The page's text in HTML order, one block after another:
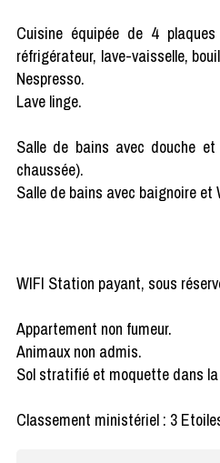
Cuisine équipée de 4
réfrigérateur, lave-vaisselle,
Nespresso.
Lave linge.
Salle de bains avec douche
chaussée).
Salle de bains avec baignoire et
WIFI Station payant, sous
Appartement non fumeur.
Animaux non admis.
Sol stratifié et moquette dans
Classement ministériel : 3